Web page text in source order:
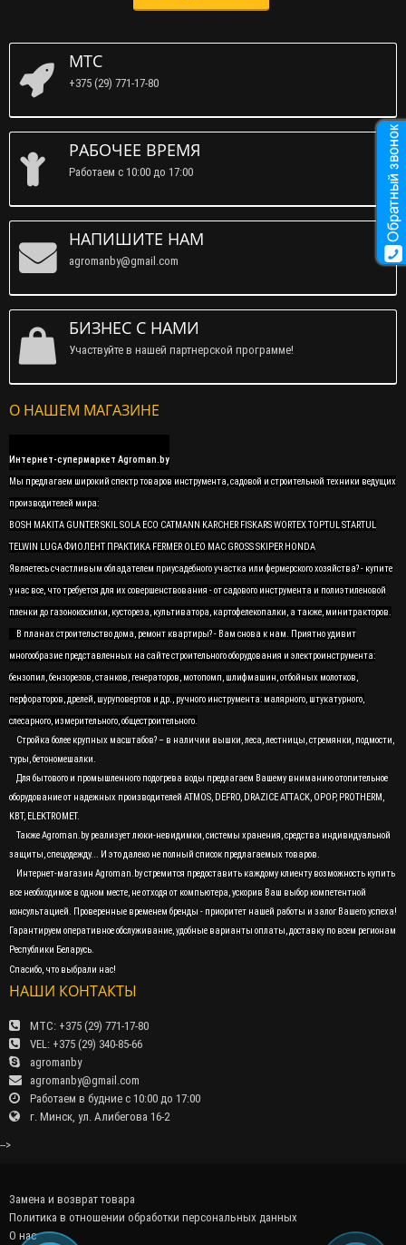
МТС
+375 (29) 771-17-80
РАБОЧЕЕ ВРЕМЯ
Работаем c 10:00 до 17:00
НАПИШИТЕ НАМ
agromanby@gmail.com
БИЗНЕС С НАМИ
Участвуйте в нашей партнерской программе!
О НАШЕМ МАГАЗИНЕ
Интернет-супермаркет Agroman.by
Мы предлагаем широкий спектр товаров инструмента, садовой и строительной техники ведущих
производителей мира:
BOSH MAKITA GUNTER SKIL SOLA ECO CATMANN KARCHER FISKARS WORTEX TOPTUL STARTUL
TELWIN LUGA ФИОЛЕНТ ПРАКТИКА FERMER OLEO MAC GROSS SKIPER HONDA
Являетесь счастливым обладателем приусадебного участка или фермерского хозяйства? - купите
у нас все, что требуется для их совершенствования - от садового инструмента и полиэтиленовой
пленки до газонокосилки, кустореза, культиватора, картофелекопалки, а также, минитракторов.
В планах строительство дома, ремонт квартиры? - Вам снова к нам. Приятно удивит
многообразие представленных на сайте строительного оборудования и электроинструмента:
бензопил, бензорезов, станков, генераторов, мотопомп, шлифмашин, отбойных молотков,
перфораторов, дрелей, шуруповертов и др., ручного инструмента: малярного, штукатурного,
слесарного, измерительного, общестроительного.
Стройка более крупных масштабов? – в наличии вышки, леса, лестницы, стремянки, подмости,
туры, бетономешалки.
Для бытового и промышленного подогрева воды предлагаем Вашему вниманию отопительное
оборудование от надежных производителей ATMOS, DEFRO, DRAZICE ATTACK, OPOP, PROTHERM,
KBT, ELEKTROMET.
Также Agroman.by реализует люки-невидимки, системы хранения, средства индивидуальной
защиты, спецодежду... И это далеко не полный список предлагаемых товаров.
Интернет-магазин Agroman.by стремится предоставить каждому клиенту возможность купить
все необходимое в одном месте, не отходя от компьютера, ускорив Ваш выбор компетентной
консультацией. Проверенные временем бренды - приоритет нашей работы и залог Вашего успеха!
Гарантируем оперативное обслуживание, удобные варианты оплаты, доставку по всем регионам
Республики Беларусь.
Спасибо, что выбрали нас!
НАШИ КОНТАКТЫ
МТС: +375 (29) 771-17-80
VEL: +375 (29) 340-85-66
agromanby
agromanby@gmail.com
Работаем в будние с 10:00 до 17:00
г. Минск, ул. Алибегова 16-2
-->
Замена и возврат товара
Политика в отношении обработки персональных данных
О нас